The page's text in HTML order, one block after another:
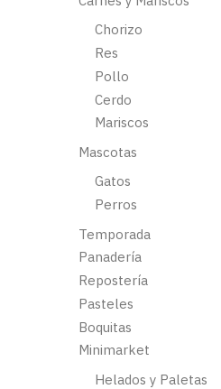
Chorizo
Res
Pollo
Cerdo
Mariscos
Mascotas
Gatos
Perros
Temporada
Panadería
Repostería
Pasteles
Boquitas
Minimarket
Helados y Paletas